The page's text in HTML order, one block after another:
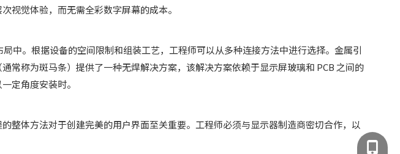
视觉体验，而无需全彩数字屏幕的成本。
中。根据设备的空间限制和组装工艺，工程师可以从多种连接方法中进行选择。金属引
称为斑马条）提供了一种无焊解决方案，该解决方案依赖于显示屏玻璃和 PCB 之间的
定角度安装时。
整体方法对于创建完美的用户界面至关重要。工程师必须与显示器制造商密切合作，以